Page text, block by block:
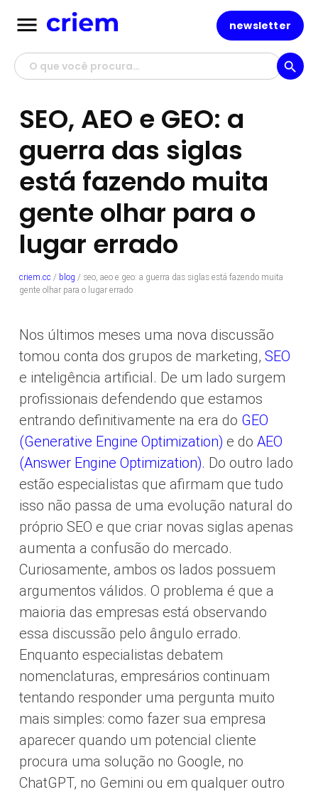
newsletter
search
menu
SEO, AEO e GEO: a
guerra das siglas
está fazendo muita
gente olhar para o
lugar errado
criem.cc / blog / seo, aeo e geo: a guerra das siglas está fazendo muita
gente olhar para o lugar errado
Nos últimos meses uma nova discussão
tomou conta dos grupos de marketing, SEO
e inteligência artificial. De um lado surgem
profissionais defendendo que estamos
entrando definitivamente na era do GEO
(Generative Engine Optimization) e do AEO
(Answer Engine Optimization). Do outro lado
estão especialistas que afirmam que tudo
isso não passa de uma evolução natural do
próprio SEO e que criar novas siglas apenas
aumenta a confusão do mercado.
Curiosamente, ambos os lados possuem
argumentos válidos. O problema é que a
maioria das empresas está observando
essa discussão pelo ângulo errado.
Enquanto especialistas debatem
nomenclaturas, empresários continuam
tentando responder uma pergunta muito
mais simples: como fazer sua empresa
aparecer quando um potencial cliente
procura uma solução no Google, no
ChatGPT, no Gemini ou em qualquer outro